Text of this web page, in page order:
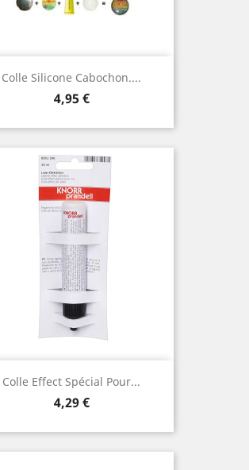
Colle Silicone Cabochon....
Prix
4,95 €
Colle Effect Spécial Pour...
Prix
4,29 €